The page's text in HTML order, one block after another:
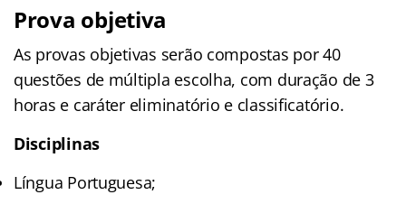
Prova objetiva
As provas objetivas serão compostas por 40
questões de múltipla escolha, com duração de 3
horas e caráter eliminatório e classificatório.
Disciplinas
Língua Portuguesa;